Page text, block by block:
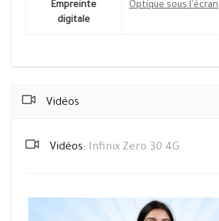
Empreinte
digitale
Optique sous l'écran
Vidéos
Vidéos: Infinix Zero 30 4G